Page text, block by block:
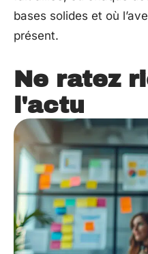
bases solides et où
présent.
Ne ratez
l'actu